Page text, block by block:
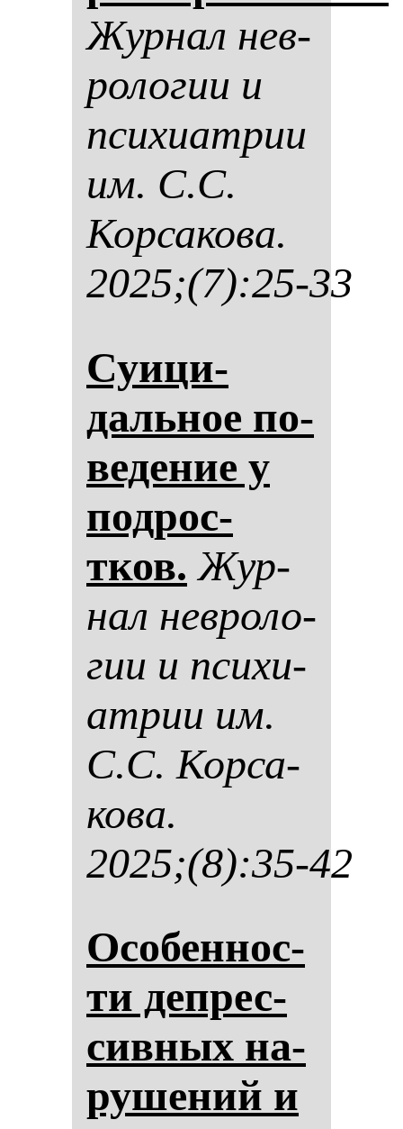
Жур­нал нев­
ро­ло­гии и
пси­хи­ат­рии
им. С.С.
Кор­са­ко­ва.
2025;(7):25-33
Суици­
даль­ное по­
ве­де­ние у
под­рос­
тков. Жур­
нал нев­ро­ло­
гии и пси­хи­
ат­рии им.
С.С. Кор­са­
ко­ва.
2025;(8):35-42
Осо­бен­нос­
ти деп­рес­
сив­ных на­
ру­ше­ний и